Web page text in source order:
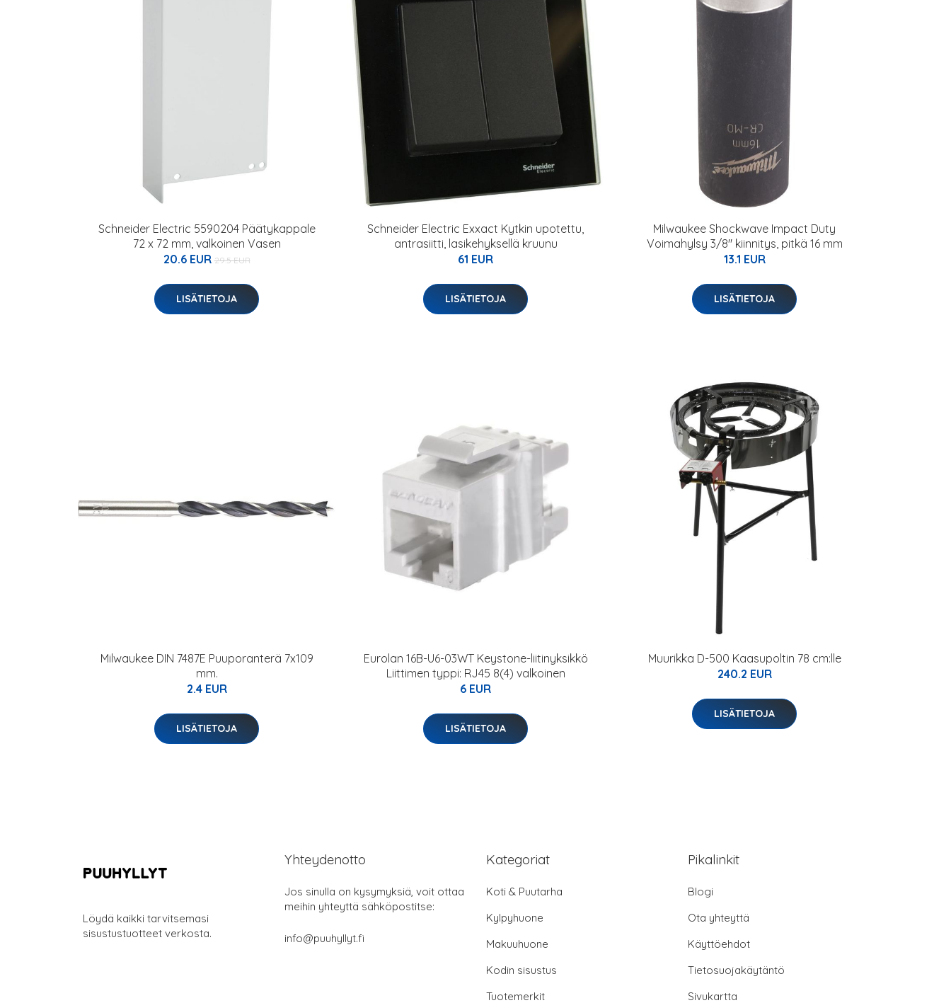
Schneider Electric 5590204 Päätykappale
72 x 72 mm, valkoinen Vasen
20.6 EUR 29.5 EUR
LISÄTIETOJA
Schneider Electric Exxact Kytkin upotettu,
antrasiitti, lasikehyksellä kruunu
61 EUR
LISÄTIETOJA
Milwaukee Shockwave Impact Duty
Voimahylsy 3/8" kiinnitys, pitkä 16 mm
13.1 EUR
LISÄTIETOJA
Milwaukee DIN 7487E Puuporanterä 7x109
mm.
2.4 EUR
LISÄTIETOJA
Eurolan 16B-U6-03WT Keystone-liitinyksikkö
Liittimen typpi: RJ45 8(4) valkoinen
6 EUR
LISÄTIETOJA
Muurikka D-500 Kaasupoltin 78 cm:lle
240.2 EUR
LISÄTIETOJA
Löydä kaikki tarvitsemasi
sisustustuotteet verkosta.
Yhteydenotto
Jos sinulla on kysymyksiä, voit ottaa
meihin yhteyttä sähköpostitse:
info@puuhyllyt.fi
Kategoriat
Koti & Puutarha
Kylpyhuone
Makuuhuone
Kodin sisustus
Tuotemerkit
Pikalinkit
Blogi
Ota yhteyttä
Käyttöehdot
Tietosuojakäytäntö
Sivukartta